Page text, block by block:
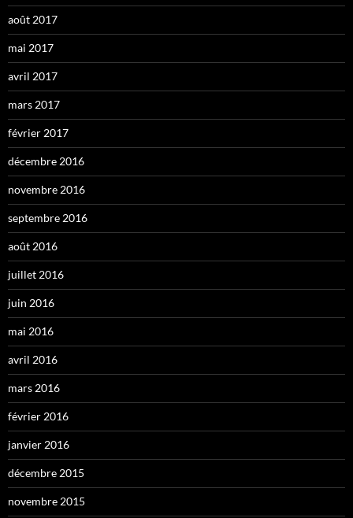
août 2017
mai 2017
avril 2017
mars 2017
février 2017
décembre 2016
novembre 2016
septembre 2016
août 2016
juillet 2016
juin 2016
mai 2016
avril 2016
mars 2016
février 2016
janvier 2016
décembre 2015
novembre 2015